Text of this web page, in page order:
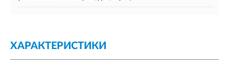
ХАРАКТЕРИСТИКИ